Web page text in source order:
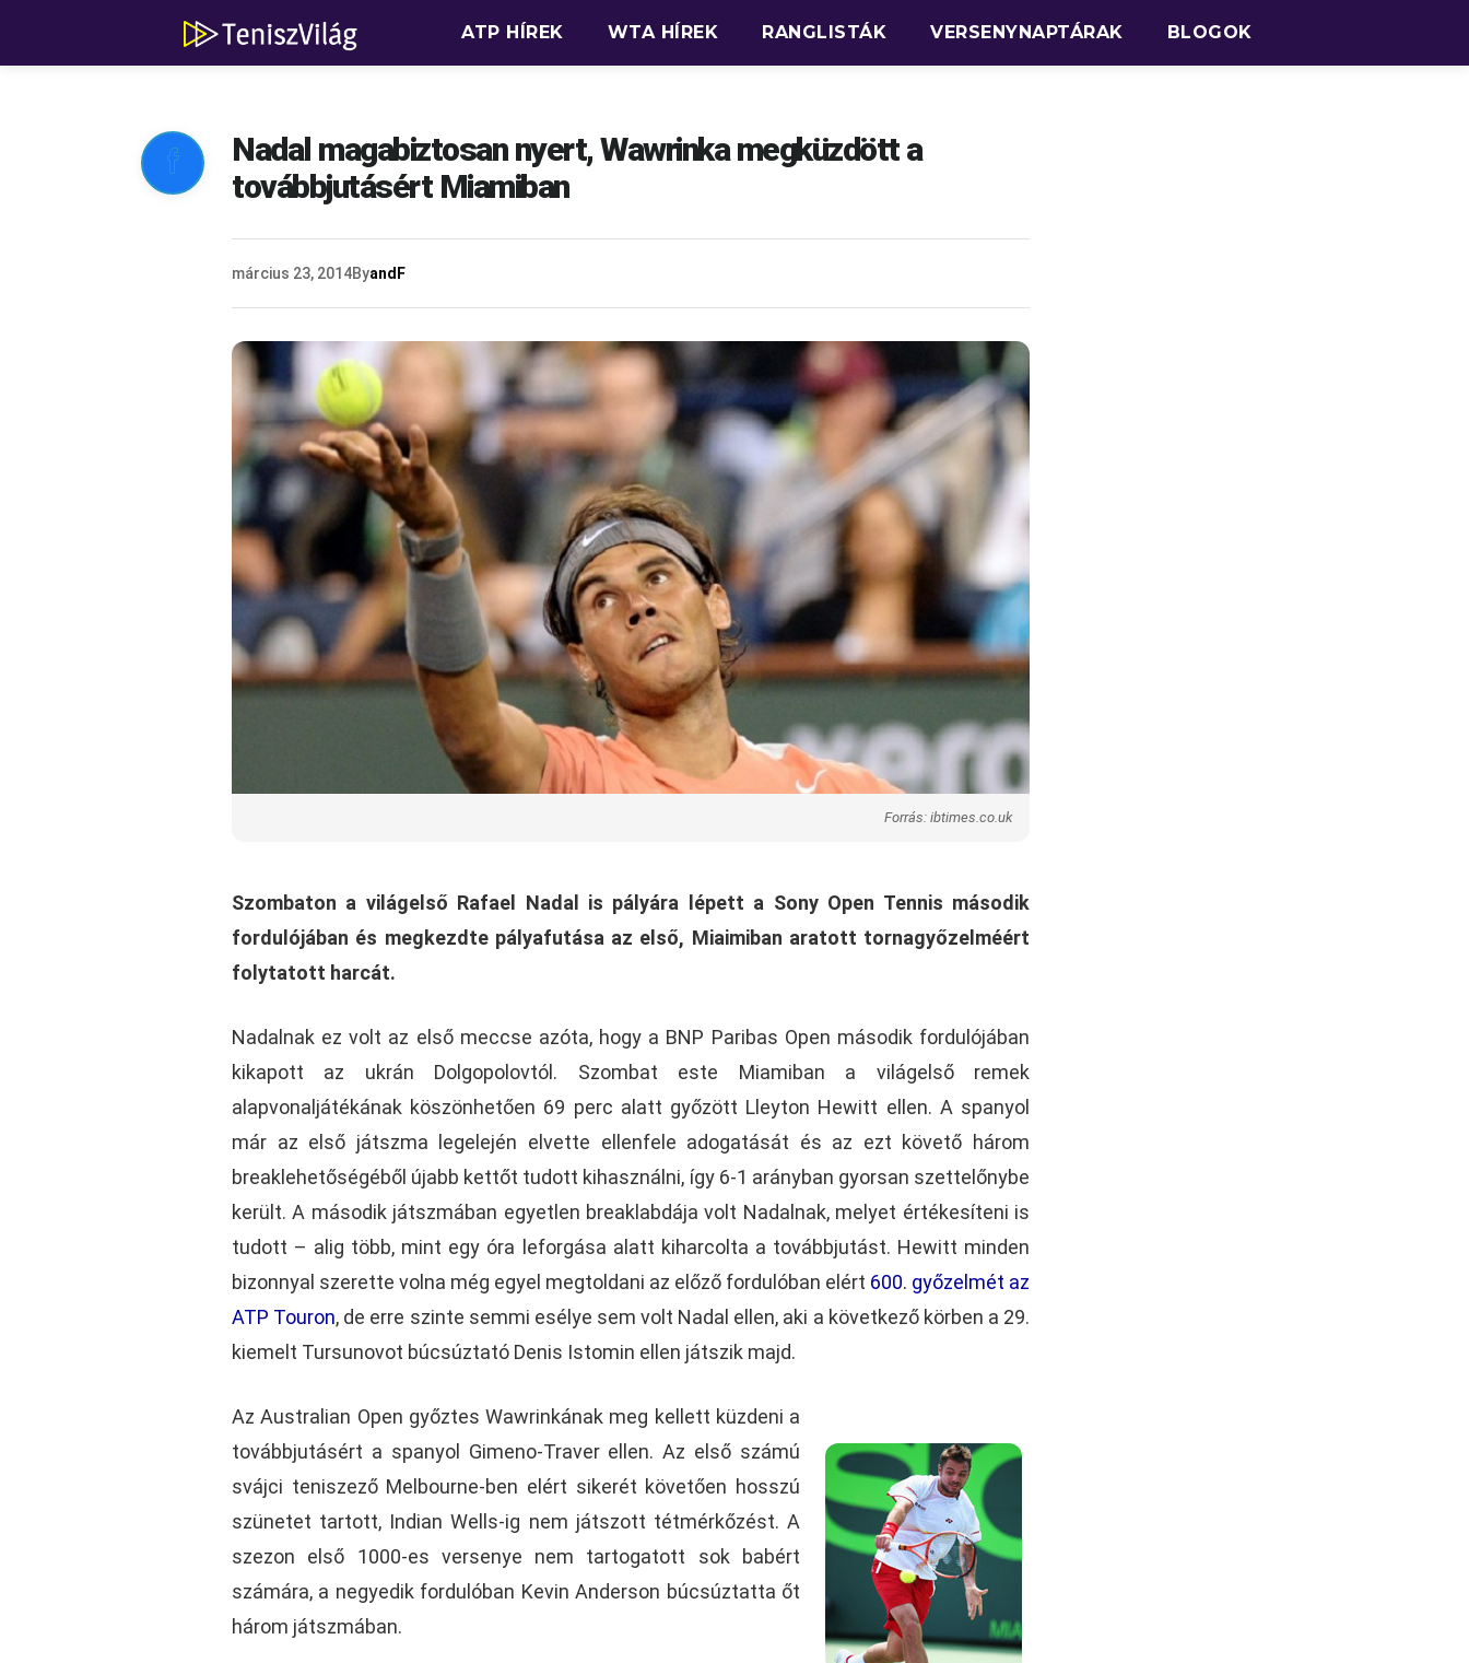
ATP HÍREK WTA HÍREK RANGLISTÁK VERSENYNAPTÁRAK BLOGOK

Nadal magabiztosan nyert, Wawrinka megküzdött a
továbbjutásért Miamiban
március 23, 2014ByandF
Forrás: ibtimes.co.uk
Szombaton a világelső Rafael Nadal is pályára lépett a Sony Open Tennis második
fordulójában és megkezdte pályafutása az első, Miaimiban aratott tornagyőzelméért
folytatott harcát.
Nadalnak ez volt az első meccse azóta, hogy a BNP Paribas Open második fordulójában
kikapott az ukrán Dolgopolovtól. Szombat este Miamiban a világelső remek
alapvonaljátékának köszönhetően 69 perc alatt győzött Lleyton Hewitt ellen. A spanyol
már az első játszma legelején elvette ellenfele adogatását és az ezt követő három
breaklehetőségéből újabb kettőt tudott kihasználni, így 6-1 arányban gyorsan szettelőnybe
került. A második játszmában egyetlen breaklabdája volt Nadalnak, melyet értékesíteni is
tudott – alig több, mint egy óra leforgása alatt kiharcolta a továbbjutást. Hewitt minden
bizonnyal szerette volna még egyel megtoldani az előző fordulóban elért 600. győzelmét az
ATP Touron, de erre szinte semmi esélye sem volt Nadal ellen, aki a következő körben a 29.
kiemelt Tursunovot búcsúztató Denis Istomin ellen játszik majd.
Az Australian Open győztes Wawrinkának meg kellett küzdeni a
továbbjutásért a spanyol Gimeno-Traver ellen. Az első számú
svájci teniszező Melbourne-ben elért sikerét követően hosszú
szünetet tartott, Indian Wells-ig nem játszott tétmérkőzést. A
szezon első 1000-es versenye nem tartogatott sok babért
számára, a negyedik fordulóban Kevin Anderson búcsúztatta őt
három játszmában.